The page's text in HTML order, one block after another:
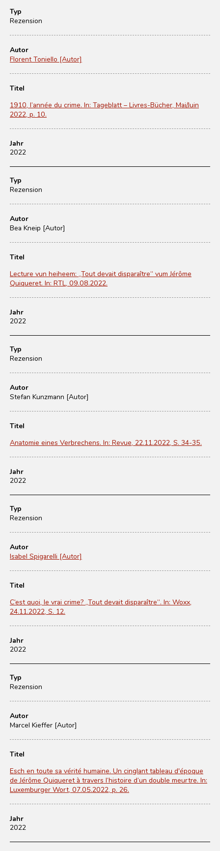
Typ
Rezension
Autor
Florent Toniello [Autor]
Titel
1910, l’année du crime. In: Tageblatt – Livres-Bücher, Mai/Juin
2022, p. 10.
Jahr
2022
Typ
Rezension
Autor
Bea Kneip [Autor]
Titel
Lecture vun heiheem: „Tout devait disparaître“ vum Jérôme
Quiqueret. In: RTL, 09.08.2022.
Jahr
2022
Typ
Rezension
Autor
Stefan Kunzmann [Autor]
Titel
Anatomie eines Verbrechens. In: Revue, 22.11.2022, S. 34-35.
Jahr
2022
Typ
Rezension
Autor
Isabel Spigarelli [Autor]
Titel
C‘est quoi, le vrai crime? „Tout devait disparaître“. In: Woxx,
24.11.2022, S. 12.
Jahr
2022
Typ
Rezension
Autor
Marcel Kieffer [Autor]
Titel
Esch en toute sa vérité humaine. Un cinglant tableau d'époque
de Jérôme Quiqueret à travers l‘histoire d‘un double meurtre. In:
Luxemburger Wort, 07.05.2022, p. 26.
Jahr
2022